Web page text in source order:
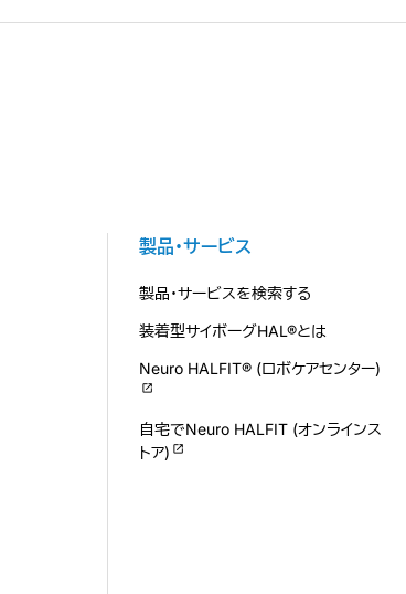
製品・サービス
製品・サービスを検索する
装着型サイボーグHAL®とは
Neuro HALFIT® (ロボケアセンター)
自宅でNeuro HALFIT (オンラインス
トア)